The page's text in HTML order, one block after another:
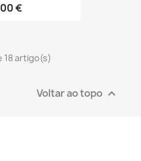
€
18 artigo(s)
Voltar ao topo 